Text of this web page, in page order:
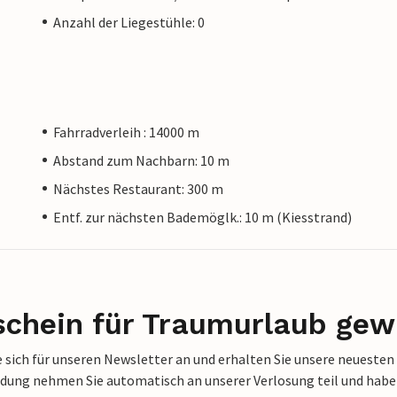
Anzahl der Liegestühle: 0
Fahrradverleih : 14000 m
Abstand zum Nachbarn: 10 m
Nächstes Restaurant: 300 m
Entf. zur nächsten Bademöglk.: 10 m (Kiesstrand)
für Traumurlaub
sich für unseren Newsletter an und erhalten Sie unsere
nehmen Sie automatisch an unserer Verlosung teil und